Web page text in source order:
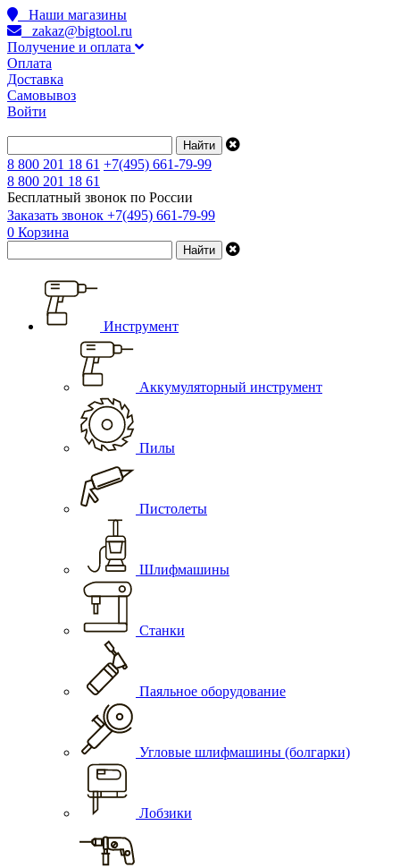
Наши магазины
zakaz@bigtool.ru
Получение и оплата
Оплата
Доставка
Самовывоз
Войти
8 800 201 18 61 +7(495) 661-79-99
8 800 201 18 61
Бесплатный звонок по России
Заказать звонок +7(495) 661-79-99
0 Корзина
Инструмент
Аккумуляторный инструмент
Пилы
Пистолеты
Шлифмашины
Станки
Паяльное оборудование
Угловые шлифмашины (болгарки)
Лобзики